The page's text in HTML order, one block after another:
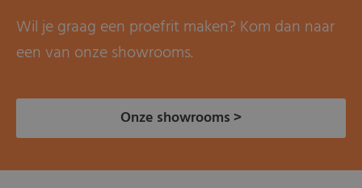
Wil je graag een proefrit maken? Kom dan naar
een van onze showrooms.
Onze showrooms >